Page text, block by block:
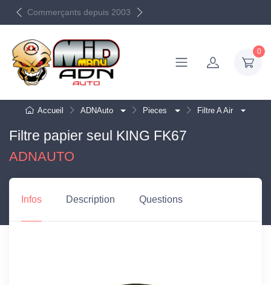
Livraison Mondial Relay
OFFERTE dès 50€
Commerçants depuis 2003
0
Accueil ADNAuto Pieces Filtre A Air
Filtre papier seul KING FK67
ADNAUTO
Infos Description Questions